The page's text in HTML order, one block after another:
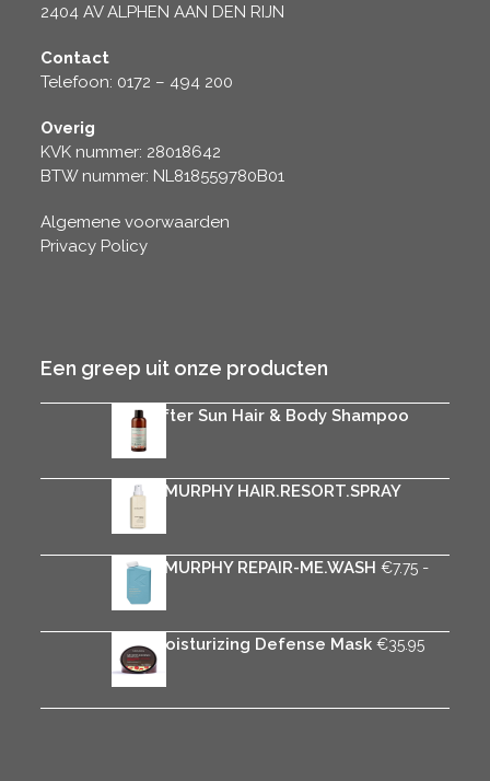
2404 AV ALPHEN AAN DEN RIJN
Contact
Telefoon: 0172 – 494 200
Overig
KVK nummer: 28018642
BTW nummer: NL818559780B01
Algemene voorwaarden
Privacy Policy
Een greep uit onze producten
Rica After Sun Hair & Body Shampoo
25.95
KEVIN.MURPHY HAIR.RESORT.SPRAY
32.25
KEVIN.MURPHY REPAIR-ME.WASH €7.75 -
37.50
€7.75
tot
Rica Moisturizing Defense Mask €35.95